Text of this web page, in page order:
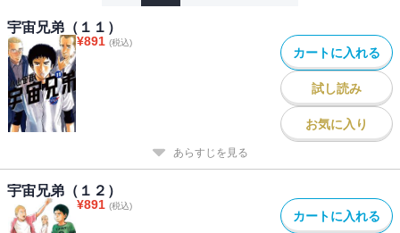
宇宙兄弟（１１）
¥891 (税込)
カートに入れる
試し読み
お気に入り
あらすじを見る
宇宙兄弟（１２）
¥891 (税込)
カートに入れる